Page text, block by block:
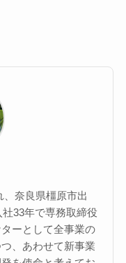
、奈良県橿原市出
33年で専務取締役
ーとして全事業の
、あわせて新事業